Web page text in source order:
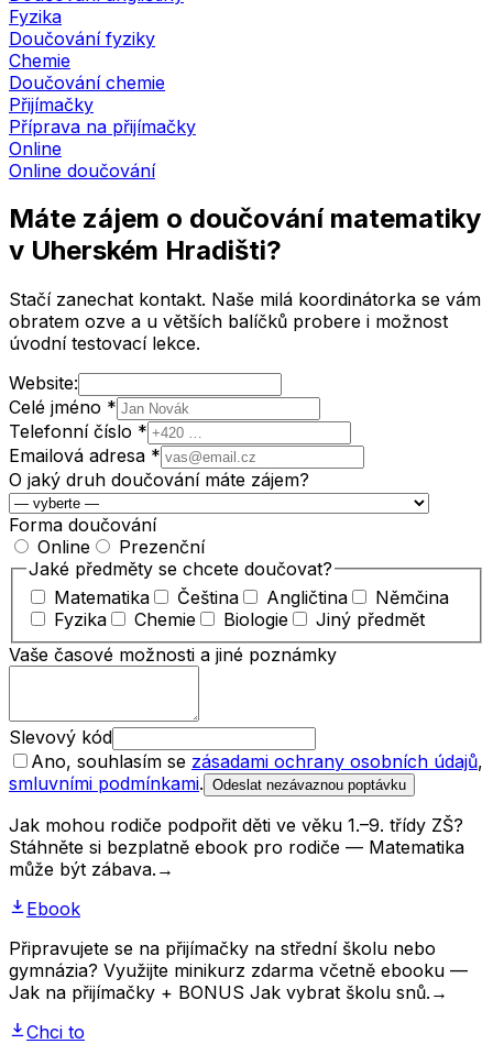
Fyzika
Doučování fyziky
Chemie
Doučování chemie
Přijímačky
Příprava na přijímačky
Online
Online doučování
Máte zájem o doučování matematiky
v Uherském Hradišti?
Stačí zanechat kontakt. Naše milá koordinátorka se vám
obratem ozve a u větších balíčků probere i možnost
úvodní testovací lekce.
Website:
Celé jméno *
Telefonní číslo *
Emailová adresa *
O jaký druh doučování máte zájem?
Forma doučování
Online
Prezenční
Jaké předměty se chcete doučovat?
Matematika
Čeština Angličtina
Němčina
Fyzika
Chemie Biologie
Jiný předmět
Vaše časové možnosti a jiné poznámky
Slevový kód
Ano, souhlasím se zásadami ochrany osobních údajů,
smluvními podmínkami. Odeslat nezávaznou poptávku
Jak mohou rodiče podpořit děti ve věku 1.–9. třídy ZŠ?
Stáhněte si bezplatně ebook pro rodiče — Matematika
může být zábava. →
Ebook
Připravujete se na přijímačky na střední školu nebo
gymnázia? Využijte minikurz zdarma včetně ebooku —
Jak na přijímačky + BONUS Jak vybrat školu snů. →
Chci to